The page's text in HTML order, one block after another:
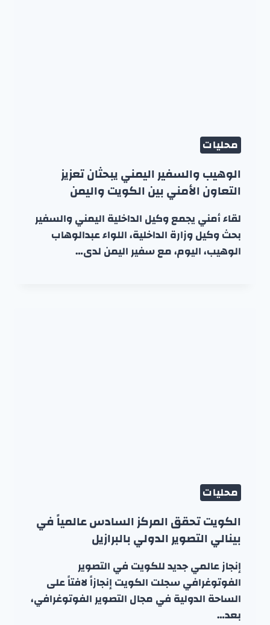
محليات
الوهيب والسفير اليمني يبحثان تعزيز
التعاون الأمني بين الكويت واليمن
لقاء أمني يجمع وكيل الداخلية اليمني والسفير
بحث وكيل وزارة الداخلية، اللواء عبدالوهاب
الوهيب، اليوم، مع سفير اليمن لدى…
محليات
الكويت تحقق المركز السادس عالمياً في
بينالي التصوير الدولي بالبرازيل
إنجاز عالمي جديد للكويت في التصوير
الفوتوغرافي سجلت الكويت إنجازاً لافتاً على
الساحة الدولية في مجال التصوير الفوتوغرافي،
بعد…